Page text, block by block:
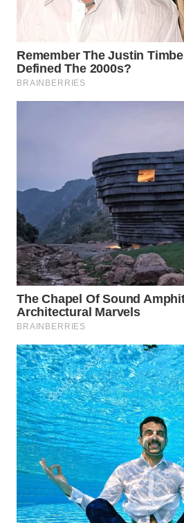
PAKPAK
WN
BOGOR
WN
DEPOK
WN
TAPANULI
UTARA
WN
SAMOSIR
WN
PADANG
LAWAS
WN
SUMEDANG
WN